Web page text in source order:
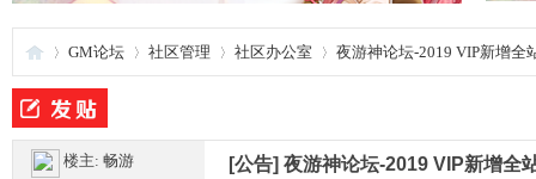
夜 »
GM论坛
›
社区管理 社区办公室
›
夜游神论坛-2019 VIP新增全
楼主: 畅游 [公告] 夜游神论坛-2019 VIP新增全